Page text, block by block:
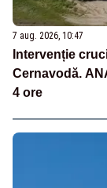
7 aug. 2026, 10:47
Intervenție
Cernavodă.
4 ore